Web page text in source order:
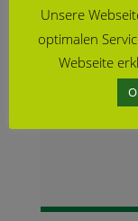
Unsere
optimalen
Webseite